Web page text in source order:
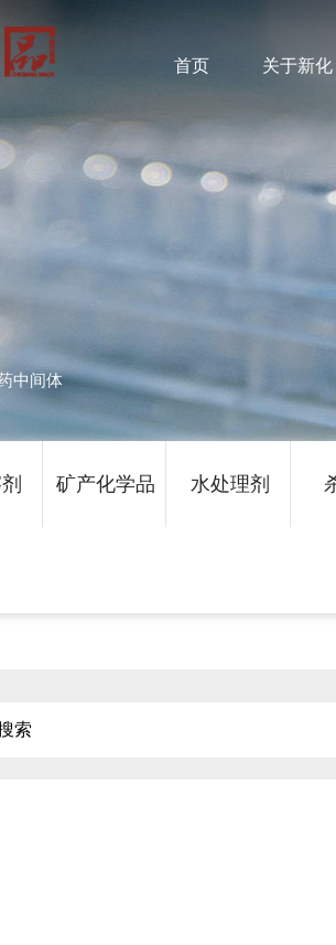
首页 关于新化
中间体
矿产化学品 水处理剂